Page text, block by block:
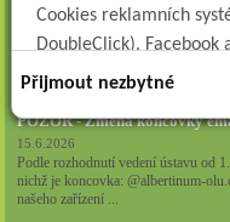
Zapojte se do naší fotosoutěže!
POZOR - Změna koncovky
15.6.2026
Podle rozhodnutí vedení ústavu od
nichž je koncovka: @albertinum-
našeho zařízení ...
Cookies reklamních
DoubleClick), Facebook
dlouhodobé). Tyto
například
sociálních sítích.
Technické cookies lišty
Přijmout nezbytné